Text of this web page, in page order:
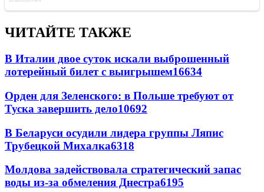
ЧИТАЙТЕ ТАКЖЕ
В Италии двое суток искали выброшенный
лотерейный билет с выигрышем16634
Орден для Зеленского: в Польше требуют от
Туска завершить дело10692
В Беларуси осудили лидера группы Ляпис
Трубецкой Михалка6318
Молдова задействовала стратегический запас
воды из-за обмеления Днестра6195